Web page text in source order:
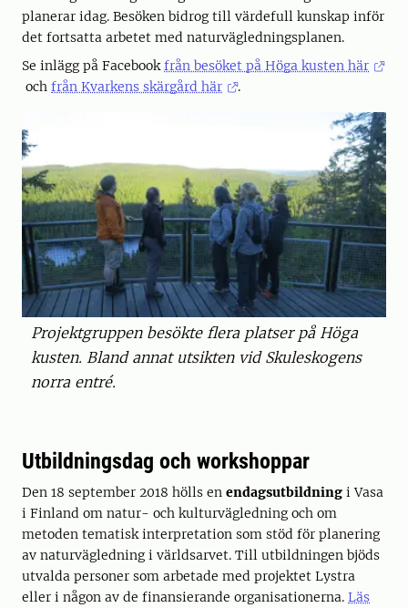
planerar idag. Besöken bidrog till värdefull kunskap inför
det fortsatta arbetet med naturvägledningsplanen.
Se inlägg på Facebookfrån besöket på Höga kusten här
och från Kvarkens skärgård här .
Projektgruppen besökte flera platser på Höga
kusten. Bland annat utsikten vid Skuleskogens
norra entré.
Utbildningsdag och workshoppar
Den 18 september 2018 hölls en endagsutbildning i Vasa
i Finland om natur- och kulturvägledning och om
metoden tematisk interpretation som stöd för planering
av naturvägledning i världsarvet. Till utbildningen bjöds
utvalda personer som arbetade med projektet Lystra
eller i någon av de finansierande organisationerna. Läs